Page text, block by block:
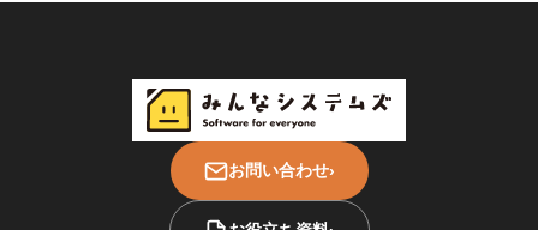
お問い合わせ›